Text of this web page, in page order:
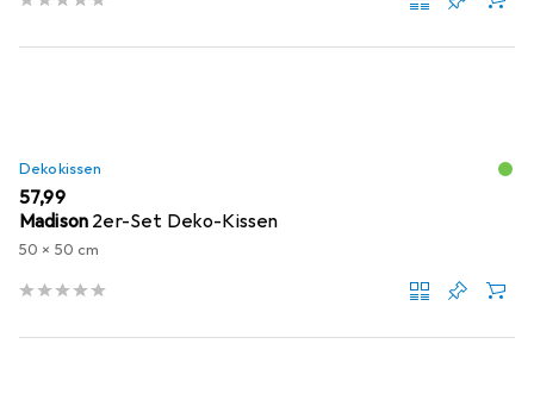
Dekokissen
EUR
57,99
Madison 2er-Set Deko-Kissen
50 x 50 cm